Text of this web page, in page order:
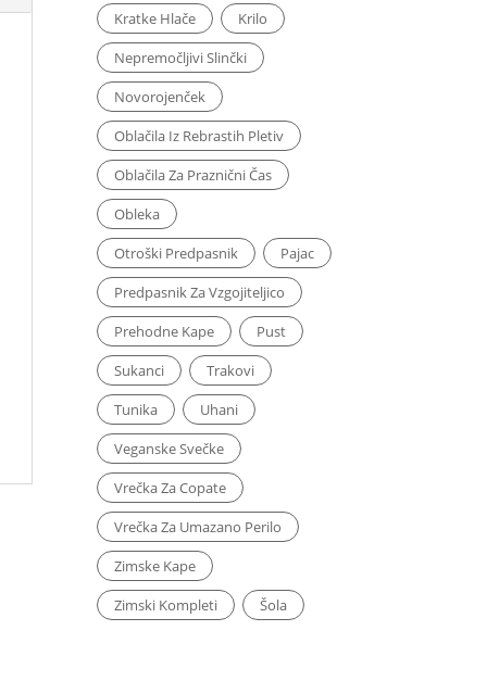
Kratke Hlače
Krilo
Nepremočljivi Slinčki
Novorojenček
Oblačila Iz Rebrastih Pletiv
Oblačila Za Praznični Čas
Obleka
Otroški Predpasnik
Pajac
Predpasnik Za Vzgojiteljico
Prehodne Kape
Pust
Sukanci
Trakovi
Tunika
Uhani
Veganske Svečke
Vrečka Za Copate
Vrečka Za Umazano Perilo
Zimske Kape
Zimski Kompleti
Šola